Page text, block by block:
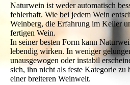
Naturwein ist weder automatisch
fehlerhaft. Wie bei jedem Wein
Weinberg, die Erfahrung im Keller
fertigen Wein.
In seiner besten Form kann
lebendig wirken. In weniger
unausgewogen oder instabil
sich, ihn nicht als feste Kategorie zu
einer breiteren Weinwelt.